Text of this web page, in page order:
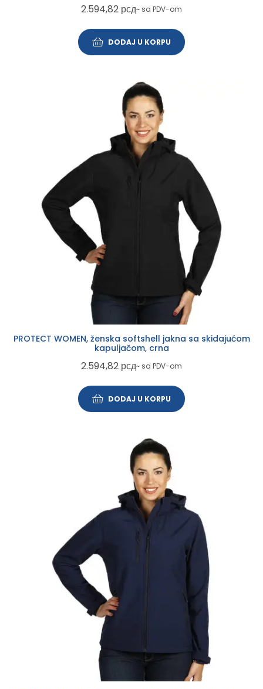
2.594,82 рсд~ sa PDV-om
DODAJ U KORPU
PROTECT WOMEN, ženska softshell jakna sa skidajućom
kapuljačom, crna
2.594,82 рсд~ sa PDV-om
DODAJ U KORPU